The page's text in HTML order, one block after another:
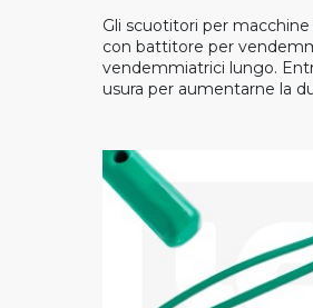
Gli scuotitori per
con battitore per
vendemmiatrici lungo.
usura per aumentarne la